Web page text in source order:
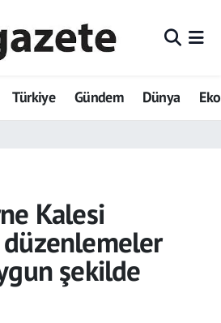
Türkiye Gündem Dünya
Kalesi
düzenlemeler
şekilde